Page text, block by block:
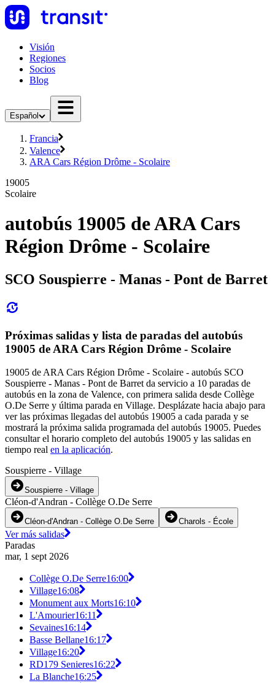
Visión
Regiones
Socios
Blog
Español
Francia
Valence
ARA Cars Région Drôme - Scolaire
19005
Scolaire
autobús 19005 de ARA Cars
Région Drôme - Scolaire
SCO Souspierre - Manas - Pont de Barret
Próximas salidas y lista de paradas del autobús
19005 de ARA Cars Région Drôme - Scolaire
19005 de ARA Cars Région Drôme - Scolaire - autobús SCO
Souspierre - Manas - Pont de Barret da servicio a 10 paradas de
autobús en la zona de Valence, con primera salida desde Collège
O.De Serre y última parada en Village. Desplázate hacia abajo para
ver las próximas llegadas del autobús 19005 a cada parada y se
mostrará la próxima salida programada del autobús 19005. Puedes
consultar el horario completo del autobús 19005 y las salidas en
tiempo real en la aplicación.
Souspierre - Village
Souspierre - Village
Cléon-d'Andran - Collège O.De Serre
Cléon-d'Andran - Collège O.De Serre Charols - École
Ver más salidas
Paradas
mar, 1 sept 2026
Collège O.De Serre16:00
Village16:08
Monument aux Morts16:10
L'Amourier16:11
Sevaines16:14
Basse Bellane16:17
Village16:20
RD179 Senieres16:22
La Blanche16:25